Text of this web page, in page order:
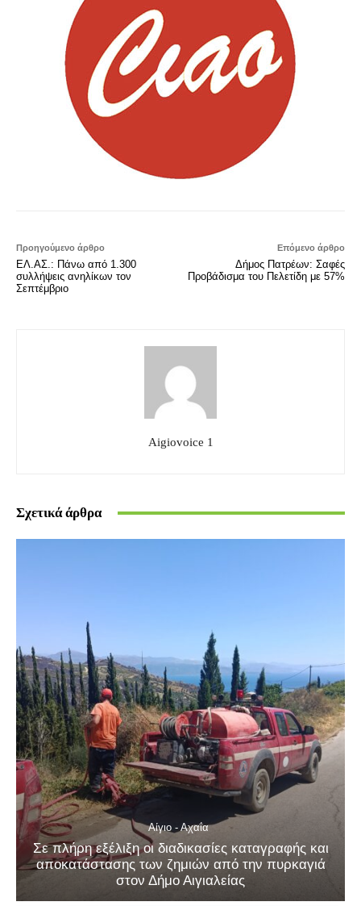
Προηγούμενο άρθρο
ΕΛ.ΑΣ.: Πάνω από 1.300
συλλήψεις ανηλίκων τον
Σεπτέμβριο
Επόμενο άρθρο
Δήμος Πατρέων: Σαφές
Προβάδισμα του Πελετίδη με 57%
Aigiovoice 1
Σχετικά άρθρα
Αίγιο - Αχαΐα
Σε πλήρη εξέλιξη οι διαδικασίες καταγραφής και
αποκατάστασης των ζημιών από την πυρκαγιά
στον Δήμο Αιγιαλείας